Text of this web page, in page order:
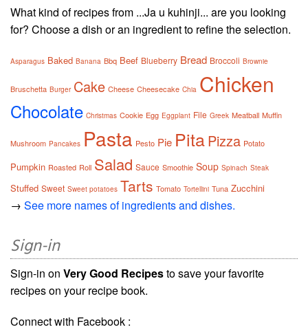
What kind of recipes from ...Ja u kuhinji... are you looking
for? Choose a dish or an ingredient to refine the selection.
Asparagus Baked Banana Bbq Beef Blueberry Bread Broccoli Brownie
Bruschetta Burger Cake Cheese Cheesecake Chia Chicken
Chocolate Christmas Cookie Egg Eggplant File Greek Meatball Muffin
Mushroom Pancakes Pasta Pesto Pie PitaPizza Potato
Pumpkin Roasted Roll Salad Sauce Smoothie Soup Spinach Steak
Stuffed Sweet Sweet potatoes Tarts Tomato Tortellini Tuna Zucchini
→ See more names of ingredients and dishes.
Sign-in
Sign-in on Very Good Recipesto save your favorite
recipes on your recipe book.
Connect with Facebook :